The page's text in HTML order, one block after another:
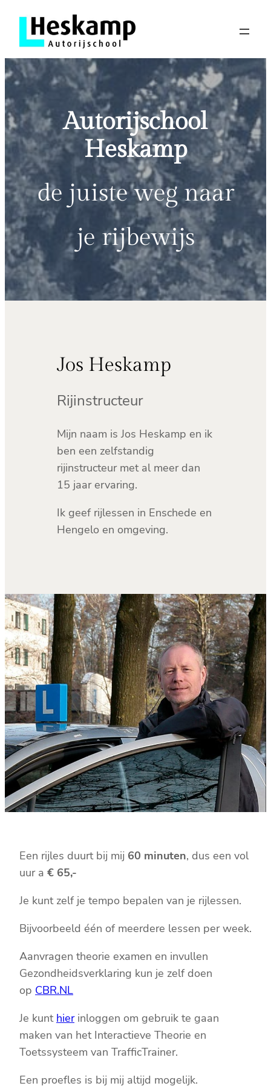
inhoud
Autorijschool
Heskamp
de juiste weg naar
je rijbewijs
Jos Heskamp
Rijinstructeur
Mijn naam is Jos Heskamp en ik
ben een zelfstandig
rijinstructeur met al meer dan
15 jaar ervaring.
Ik geef rijlessen in Enschede en
Hengelo en omgeving.
Een rijles duurt bij mij 60 minuten, dus een vol
uur a € 65,-
Je kunt zelf je tempo bepalen van je rijlessen.
Bijvoorbeeld één of meerdere lessen per week.
Aanvragen theorie examen en invullen
Gezondheidsverklaring kun je zelf doen
op CBR.NL
Je kunt hierinloggen om gebruik te gaan
maken van het Interactieve Theorie en
Toetssysteem van TrafficTrainer.
Een proefles is bij mij altijd mogelijk.